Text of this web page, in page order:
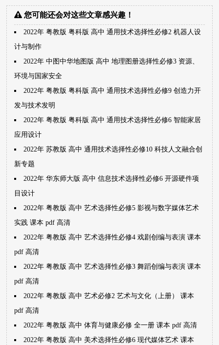
您可能还会对这些文章感兴趣！
2022年 粤教版 粤科版 高中 通用技术选择性必修2 机器人设
计与制作
2022年 中图中华地图版 高中 地理图册选择性必修3 资源、
环境与国家安全
2022年 粤教版 粤科版 高中 通用技术选择性必修9 创造力开
发与技术发明
2022年 粤教版 粤科版 高中 通用技术选择性必修6 智能家居
应用设计
2022年 苏教版 高中 通用技术选择性必修10 科技人文融合创
新专题
2022年 华东师大版 高中 信息技术选择性必修6 开源硬件项
目设计
2022年 粤教版 高中 艺术选择性必修5 影视与数字媒体艺术
实践 课本 pdf 高清
2022年 粤教版 高中 艺术选择性必修4 戏剧创编与表演 课本
pdf 高清
2022年 粤教版 高中 艺术选择性必修3 舞蹈创编与表演 课本
pdf 高清
2022年 粤教版 高中 艺术必修2 艺术与文化（上册） 课本
pdf 高清
2022年 粤教版 高中 体育与健康必修 全一册 课本 pdf 高清
2022年 粤教版 高中 美术选择性必修6 现代媒体艺术 课本